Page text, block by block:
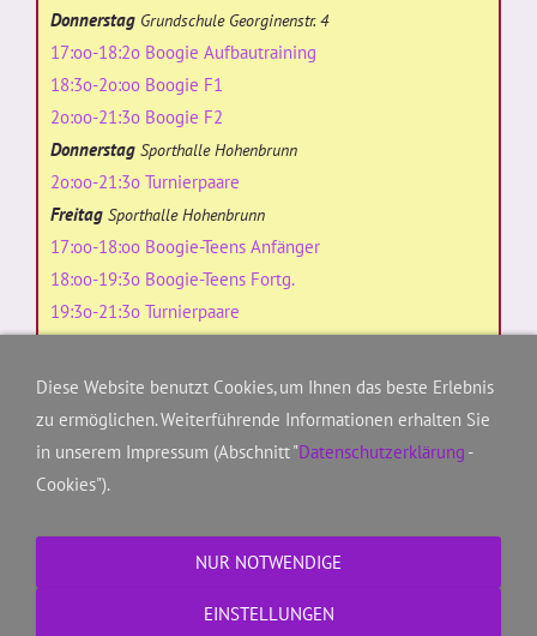
Donnerstag Grundschule Georginenstr. 4
17:oo-18:2o Boogie Aufbautraining
18:3o-2o:oo Boogie F1
2o:oo-21:3o Boogie F2
Donnerstag Sporthalle Hohenbrunn
2o:oo-21:3o Turnierpaare
Freitag Sporthalle Hohenbrunn
17:oo-18:oo Boogie-Teens Anfänger
18:oo-19:3o Boogie-Teens Fortg.
19:3o-21:3o Turnierpaare
19:45-21:3o Formation
Freitag
SportCampus Georginenstr. 2
19:oo-2o:oo Lindy-Hop Do.It.Yourself
2o:oo-2o:45 Charleston & Balboa DIY
18:2o-19:45 Boogie F1
Sporthalle Hohenbrunn
18:3o-19:3o Balboa, Shag, Rockabilly
Diese Website benutzt Cookies, um Ihnen das beste Erlebnis
zu ermöglichen. Weiterführende Informationen erhalten Sie
in unserem Impressum (Abschnitt "Datenschutzerklärung -
Cookies").
NUR NOTWENDIGE
EINSTELLUNGEN